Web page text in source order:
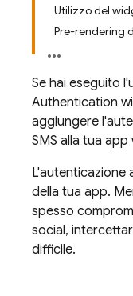
Utilizzo del
Pre-rendering
Se hai eseguito
Authentication
aggiungere
SMS alla tua app
L'autenticazione
della tua app.
spesso
social,
difficile.